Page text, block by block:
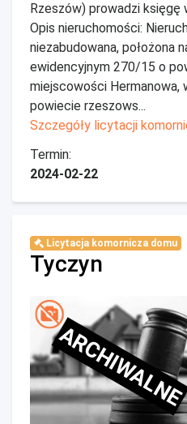
Rzeszów) prowadzi
Opis nieruchomości:
niezabudowana, położona
ewidencyjnym 270/15 o
miejscowości Hermanowa,
powiecie rzeszows...
Szczegóły licytacji
Termin:
2024-02-22
Licytacja komornicza domu
Tyczyn
ARCHIWALNE